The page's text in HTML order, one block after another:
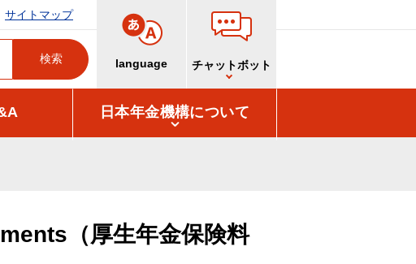
サイトマップ
language チャットボット
日本年金機構について
（厚生年金保険料